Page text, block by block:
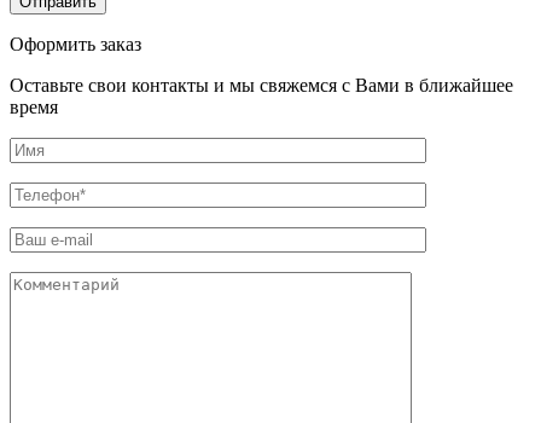
Оформить заказ
Оставьте свои контакты и мы свяжемся с Вами в ближайшее
время